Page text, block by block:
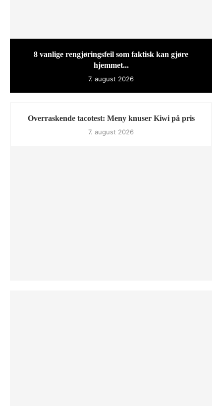
8 vanlige rengjøringsfeil som faktisk kan gjøre
hjemmet...
7. august 2026
Overraskende tacotest: Meny knuser Kiwi på pris
7. august 2026